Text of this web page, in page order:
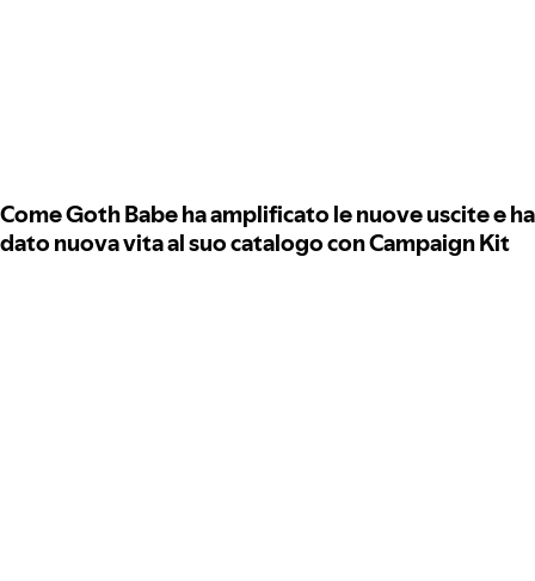
Come Goth Babe ha amplificato le nuove uscite e ha
dato nuova vita al suo catalogo con Campaign Kit